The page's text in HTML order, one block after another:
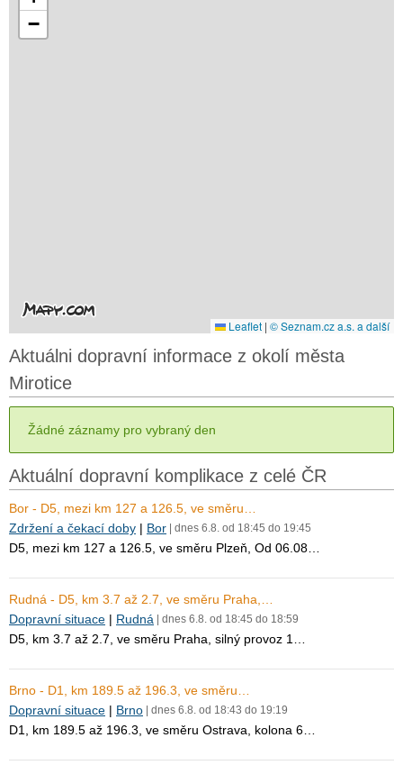
−
Leaflet | © Seznam.cz a.s. a další
Aktuálni dopravní informace z okolí města
Mirotice
Žádné záznamy pro vybraný den
Aktuální dopravní komplikace z celé ČR
Bor - D5, mezi km 127 a 126.5, ve směru…
Zdržení a čekací doby | Bor | dnes 6.8. od 18:45 do 19:45
D5, mezi km 127 a 126.5, ve směru Plzeň, Od 06.08…
Rudná - D5, km 3.7 až 2.7, ve směru Praha,…
Dopravní situace | Rudná | dnes 6.8. od 18:45 do 18:59
D5, km 3.7 až 2.7, ve směru Praha, silný provoz 1…
Brno - D1, km 189.5 až 196.3, ve směru…
Dopravní situace | Brno | dnes 6.8. od 18:43 do 19:19
D1, km 189.5 až 196.3, ve směru Ostrava, kolona 6…